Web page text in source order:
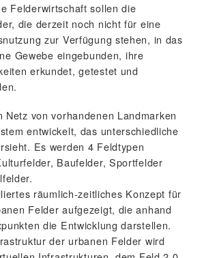
Felderwirtschaft sollen die
die derzeit noch nicht für eine
zur Verfügung stehen, in das
Gewebe eingebunden, ihre
erkundet, getestet und
Netz von vorhandenen Landmarken
entwickelt, das unterschiedliche
Es werden 4 Feldtypen
Baufelder, Sportfelder
räumlich-zeitliches Konzept für
Felder aufgezeigt, die anhand
die Entwicklung darstellen.
der urbanen Felder wird